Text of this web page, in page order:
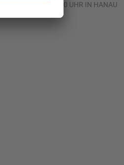
06.08.2026, 11:30 UHR IN HANAU